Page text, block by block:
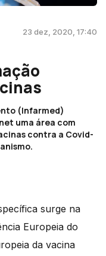
23 dez, 2020, 17:40
(Infarmed)
uma área com
contra a Covid-
surge na
Europeia do
da vacina